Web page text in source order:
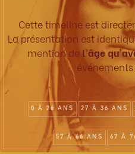
Cette timeline est
La présentation est
mention del'âge
0 À 26 ANS 27 À 36 ANS
57 À 66 ANS 67 À